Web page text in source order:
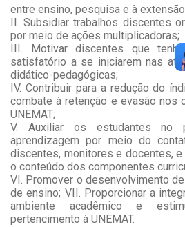
entre ensino, pesquisa e à
II. Subsidiar trabalhos discentes
por meio de ações multiplicadoras;
III. Motivar discentes que
satisfatório a se iniciarem nas
didático-pedagógicas;
IV. Contribuir para a redução do
combate à retenção e evasão nos
UNEMAT;
V. Auxiliar os estudantes no
aprendizagem por meio do
discentes, monitores e docentes,
o conteúdo dos componentes
VI. Promover o desenvolvimento
de ensino; VII. Proporcionar a
ambiente acadêmico e
pertencimento à UNEMAT.